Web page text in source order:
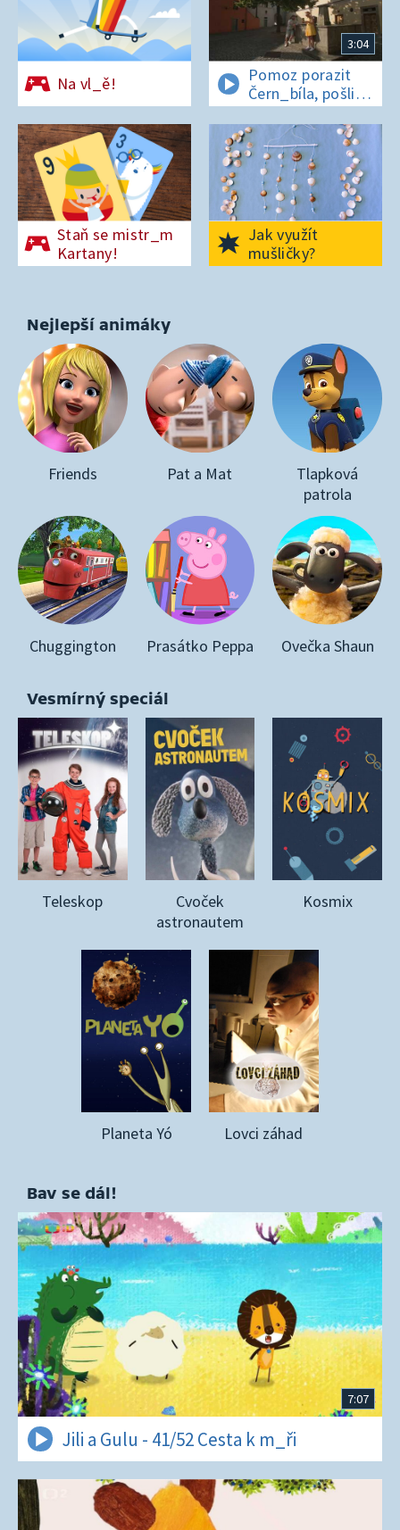
Na vl_ě!
3:04
Pomoz porazit
Čern_bíla, pošli
pís_enko
z Pardubic
Staň se mistr_m
Kartany!
Jak využít
mušličky?
Nejlepší animáky
Friends Pat a Mat
Tlapková
patrola
Chuggington Prasátko Peppa Ovečka Shaun
Vesmírný speciál
Teleskop
Cvoček
astronautem
Kosmix
Planeta Yó Lovci záhad
Bav se dál!
7:07
Jili a Gulu - 41/52 Cesta k m_ři